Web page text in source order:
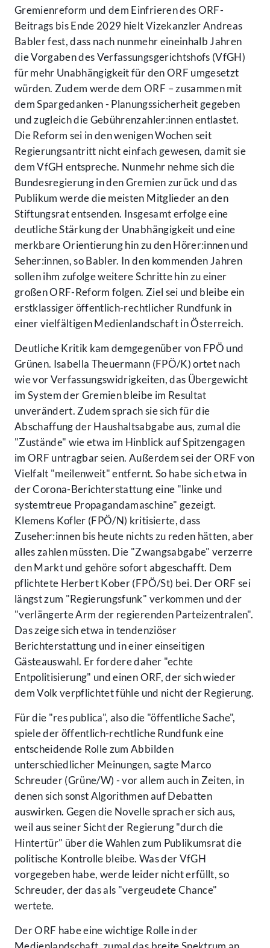
Gremienreform und dem Einfrieren des ORF-
Beitrags bis Ende 2029 hielt Vizekanzler Andreas
Babler fest, dass nach nunmehr eineinhalb Jahren
die Vorgaben des Verfassungsgerichtshofs (VfGH)
für mehr Unabhängigkeit für den ORF umgesetzt
würden. Zudem werde dem ORF – zusammen mit
dem Spargedanken - Planungssicherheit gegeben
und zugleich die Gebührenzahler:innen entlastet.
Die Reform sei in den wenigen Wochen seit
Regierungsantritt nicht einfach gewesen, damit sie
dem VfGH entspreche. Nunmehr nehme sich die
Bundesregierung in den Gremien zurück und das
Publikum werde die meisten Mitglieder an den
Stiftungsrat entsenden. Insgesamt erfolge eine
deutliche Stärkung der Unabhängigkeit und eine
merkbare Orientierung hin zu den Hörer:innen und
Seher:innen, so Babler. In den kommenden Jahren
sollen ihm zufolge weitere Schritte hin zu einer
großen ORF-Reform folgen. Ziel sei und bleibe ein
erstklassiger öffentlich-rechtlicher Rundfunk in
einer vielfältigen Medienlandschaft in Österreich.
Deutliche Kritik kam demgegenüber von FPÖ und
Grünen. Isabella Theuermann (FPÖ/K) ortet nach
wie vor Verfassungswidrigkeiten, das Übergewicht
im System der Gremien bleibe im Resultat
unverändert. Zudem sprach sie sich für die
Abschaffung der Haushaltsabgabe aus, zumal die
"Zustände" wie etwa im Hinblick auf Spitzengagen
im ORF untragbar seien. Außerdem sei der ORF von
Vielfalt "meilenweit" entfernt. So habe sich etwa in
der Corona-Berichterstattung eine "linke und
systemtreue Propagandamaschine" gezeigt.
Klemens Kofler (FPÖ/N) kritisierte, dass
Zuseher:innen bis heute nichts zu reden hätten, aber
alles zahlen müssten. Die "Zwangsabgabe" verzerre
den Markt und gehöre sofort abgeschafft. Dem
pflichtete Herbert Kober (FPÖ/St) bei. Der ORF sei
längst zum "Regierungsfunk" verkommen und der
"verlängerte Arm der regierenden Parteizentralen".
Das zeige sich etwa in tendenziöser
Berichterstattung und in einer einseitigen
Gästeauswahl. Er fordere daher "echte
Entpolitisierung" und einen ORF, der sich wieder
dem Volk verpflichtet fühle und nicht der Regierung.
Für die "res publica", also die "öffentliche Sache",
spiele der öffentlich-rechtliche Rundfunk eine
entscheidende Rolle zum Abbilden
unterschiedlicher Meinungen, sagte Marco
Schreuder (Grüne/W) - vor allem auch in Zeiten, in
denen sich sonst Algorithmen auf Debatten
auswirken. Gegen die Novelle sprach er sich aus,
weil aus seiner Sicht der Regierung "durch die
Hintertür" über die Wahlen zum Publikumsrat die
politische Kontrolle bleibe. Was der VfGH
vorgegeben habe, werde leider nicht erfüllt, so
Schreuder, der das als "vergeudete Chance"
wertete.
Der ORF habe eine wichtige Rolle in der